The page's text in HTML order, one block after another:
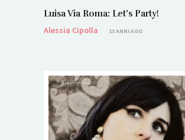
Luisa Via Roma: Let’s Party!
Alessia Cipolla
13 ANNI AGO